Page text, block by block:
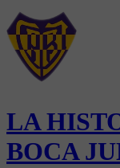
LA
BOCA